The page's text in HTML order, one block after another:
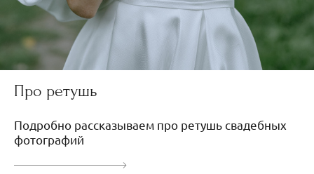
Про ретушь
Подробно рассказываем про ретушь свадебных
фотографий